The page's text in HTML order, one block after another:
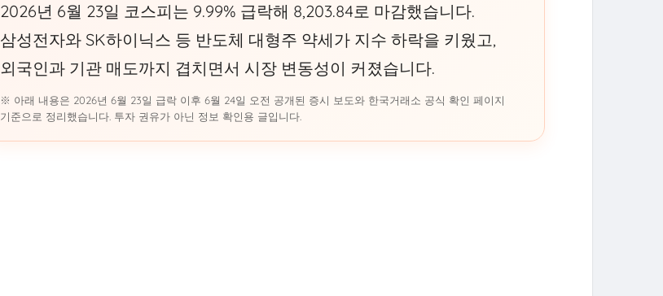
2026년 6월 23일 코스피는 9.99% 급락해 8,203.84로 마감했습니다.
삼성전자와 SK하이닉스 등 반도체 대형주 약세가 지수 하락을 키웠고,
외국인과 기관 매도까지 겹치면서 시장 변동성이 커졌습니다.
※ 아래 내용은 2026년 6월 23일 급락 이후 6월 24일 오전 공개된 증시 보도와 한국거래소 공식 확인 페이지
기준으로 정리했습니다. 투자 권유가 아닌 정보 확인용 글입니다.